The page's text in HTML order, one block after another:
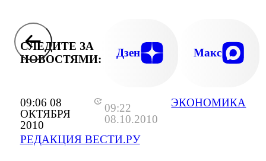
09:06 08
ОКТЯБРЯ
2010
09:22
08.10.2010
РЕДАКЦИЯ ВЕСТИ.РУ
ЭКОНОМИКА
СЛЕДИТЕ ЗА
НОВОСТЯМИ:
Дзен Макс